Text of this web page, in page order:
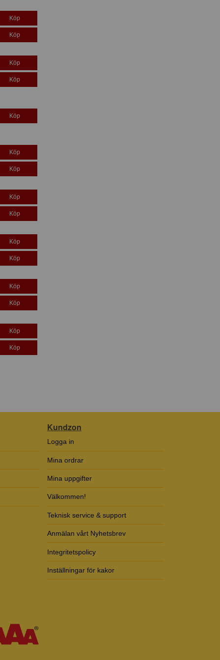
Köp
Köp
Köp
Köp
Köp
Köp
Köp
Köp
Köp
Köp
Köp
Köp
Köp
Köp
Köp
Kundzon
Logga in
Mina ordrar
Mina uppgifter
Välkommen!
Teknisk service & support
Anmälan vårt Nyhetsbrev
Integritetspolicy
Inställningar för kakor